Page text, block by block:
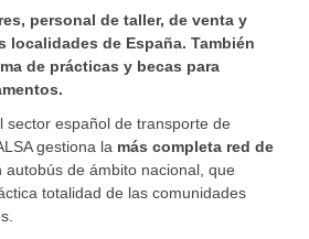
personal de taller, de venta y
localidades de España. También
de prácticas y becas para
sector español de transporte de
gestiona la más completa red de
autobús de ámbito nacional, que
totalidad de las comunidades